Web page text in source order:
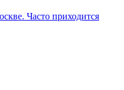
Часто приходится